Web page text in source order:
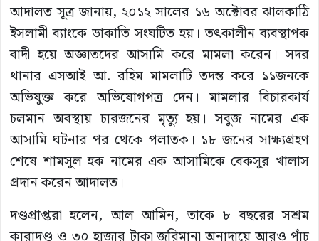
আদালত সূত্র জানায়, ২০১২ সালের ১৬ অক্টোবর ঝালকাঠি
ইসলামী ব্যাংকে ডাকাতি সংঘটিত হয়। তৎকালীন ব্যবস্থাপক
বাদী হয়ে অজ্ঞাতদের আসামি করে মামলা করেন। সদর
থানার এসআই আ. রহিম মামলাটি তদন্ত করে ১১জনকে
অভিযুক্ত করে অভিযোগপত্র দেন। মামলার বিচারকার্য
চলমান অবস্থায় চারজনের মৃত্যু হয়। সবুজ নামের এক
আসামি ঘটনার পর থেকে পলাতক। ১৮ জনের সাক্ষ্যগ্রহণ
শেষে শামসুল হক নামের এক আসামিকে বেকসুর খালাস
প্রদান করেন আদালত।
দণ্ডপ্রাপ্তরা হলেন, আল আমিন, তাকে ৮ বছরের সশ্রম